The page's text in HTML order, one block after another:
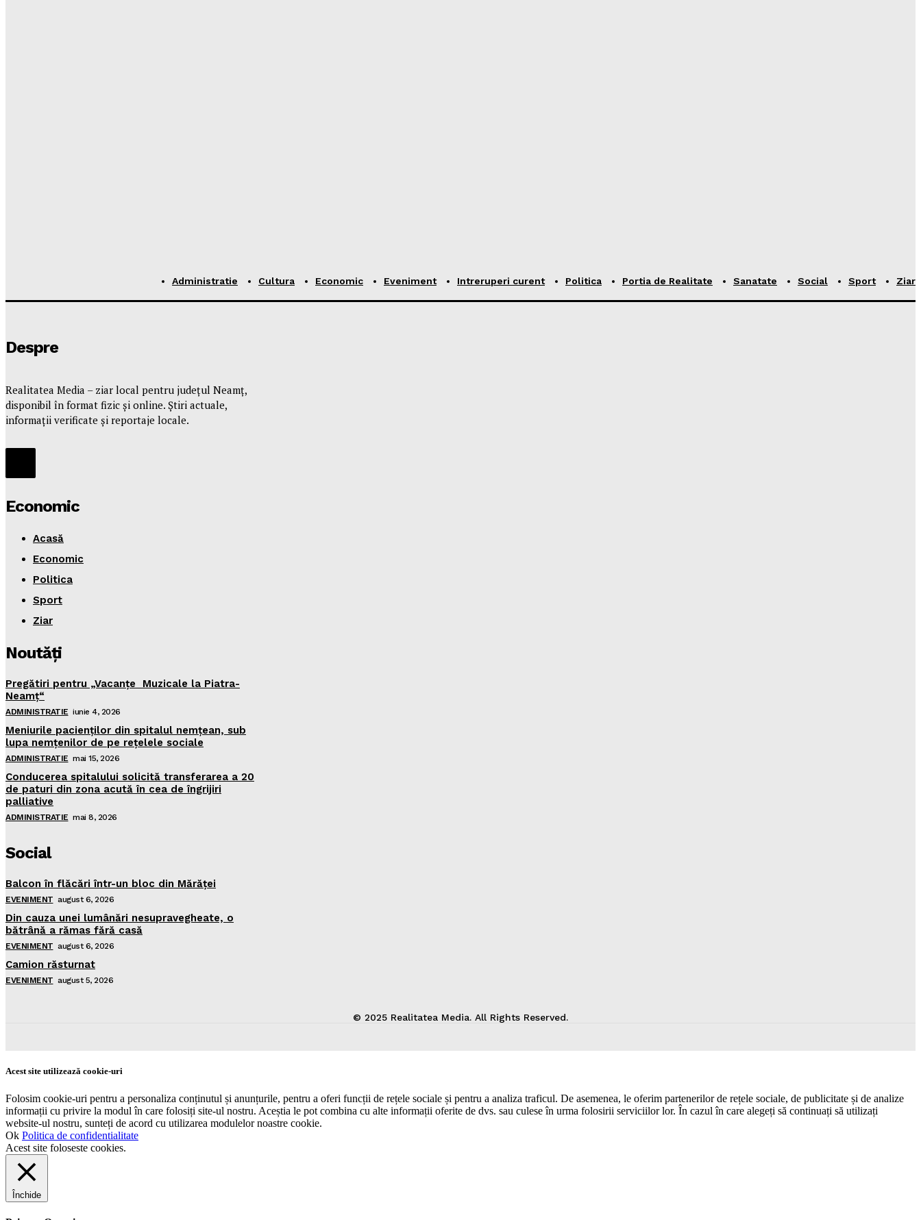
Administratie Cultura Economic Eveniment Intreruperi curent Politica Portia de Realitate Sanatate Social Sport Ziar
Despre
Realitatea Media – ziar local pentru județul Neamț,
disponibil în format fizic și online. Știri actuale,
informații verificate și reportaje locale.
Economic
Acasă
Economic
Politica
Sport
Ziar
Noutăţi
Pregătiri pentru „Vacanţe Muzicale la Piatra-
Neamţ“
ADMINISTRATIE iunie 4, 2026
Meniurile pacienţilor din spitalul nemţean, sub
lupa nemţenilor de pe reţelele sociale
ADMINISTRATIE mai 15, 2026
Conducerea spitalului solicită transferarea a 20
de paturi din zona acută în cea de îngrijiri
palliative
ADMINISTRATIE mai 8, 2026
Social
Balcon în flăcări într-un bloc din Mărăţei
EVENIMENT august 6, 2026
Din cauza unei lumânări nesupravegheate, o
bătrână a rămas fără casă
EVENIMENT august 6, 2026
Camion răsturnat
EVENIMENT august 5, 2026
© 2025 Realitatea Media. All Rights Reserved.
Acest site utilizează cookie-uri
Folosim cookie-uri pentru a personaliza conținutul și anunțurile, pentru a oferi funcții de rețele sociale și pentru a analiza traficul. De asemenea, le oferim partenerilor de rețele sociale, de publicitate și de analize
informații cu privire la modul în care folosiți site-ul nostru. Aceștia le pot combina cu alte informații oferite de dvs. sau culese în urma folosirii serviciilor lor. În cazul în care alegeți să continuați să utilizați
website-ul nostru, sunteți de acord cu utilizarea modulelor noastre cookie.
Ok Politica de confidentialitate
Acest site foloseste cookies.
Închide